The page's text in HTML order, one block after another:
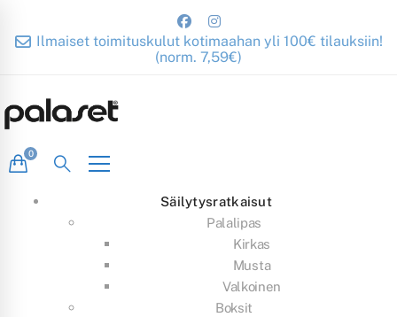
Ilmaiset toimituskulut kotimaahan yli 100€ tilauksiin!
(norm. 7,59€)
Säilytysratkaisut
Palalipas
Kirkas
Musta
Valkoinen
Boksit